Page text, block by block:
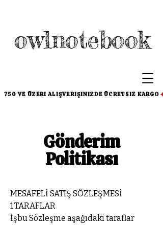
750 VE ÜZERI ALIŞVERIŞINIZDE ÜCRETSIZ KARGO
owlnotebook
Gönderim
Politikası
MESAFELİ SATIŞ SÖZLEŞMESİ
1.TARAFLAR
İşbu Sözleşme aşağıdaki taraflar